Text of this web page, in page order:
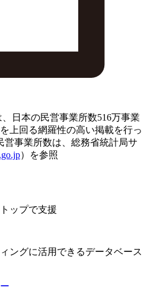
日本の民営事業所数516万事業
上回る網羅性の高い掲載を行っ
営事業所数は、総務省統計局サ
）を参照
ップで支援
ングに活用できるデータベース